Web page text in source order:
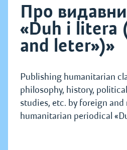
Про
«Duh i litera
and leter»)»
Publishing humanitarian
philosophy, history,
studies, etc. by foreign and
humanitarian periodical